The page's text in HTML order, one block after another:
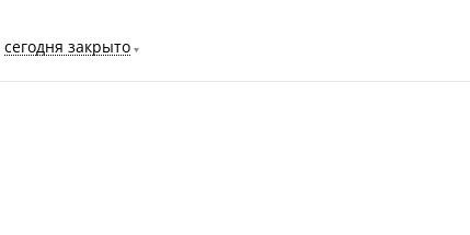
сегодня закрыто